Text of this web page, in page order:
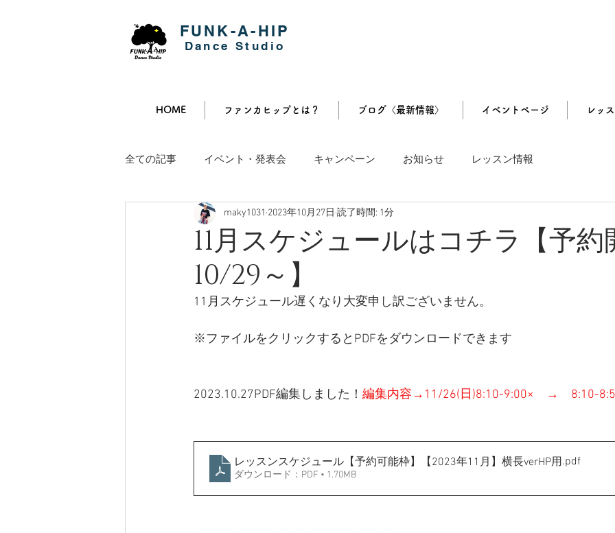
FUNK-A-HIP
​Dance Studio
HOME ファンカヒップとは？ ブログ〈最新情報〉 イベントページ レッ
全ての記事 イベント・発表会 キャンペーン お知らせ レッスン情報
11月スケジュールはコチラ【予約
10/29～】
maky1031 2023年10月27日 読了時間: 1分
11月スケジュール遅くなり大変申し訳ございません。
※ファイルをクリックするとPDFをダウンロードできます
2023.10.27PDF編集しました！ 編集内容→11/26(日)8:10-9:00×　→　8:10-
レッスンスケジュール【予約可能枠】【2023年11月】横長verHP用.pdf
ダウンロード：PDF • 1.70MB